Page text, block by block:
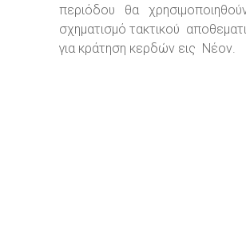
περιόδου θα
σχηματισμό τακτικού
για κράτηση κερδών εις Νέον.